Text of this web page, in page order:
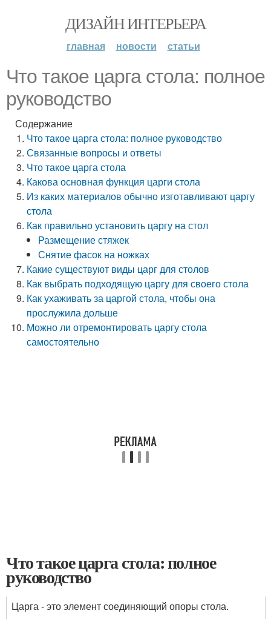
ДИЗАЙН ИНТЕРЬЕРА
главная новости статьи
Что такое царга стола: полное
руководство
Содержание
Что такое царга стола: полное руководство
Связанные вопросы и ответы
Что такое царга стола
Какова основная функция царги стола
Из каких материалов обычно изготавливают царгу
стола
Как правильно установить царгу на стол
Размещение стяжек
Снятие фасок на ножках
Какие существуют виды царг для столов
Как выбрать подходящую царгу для своего стола
Как ухаживать за царгой стола, чтобы она
прослужила дольше
Можно ли отремонтировать царгу стола
самостоятельно
Что такое царга стола: полное
руководство
Царга - это элемент соединяющий опоры стола.